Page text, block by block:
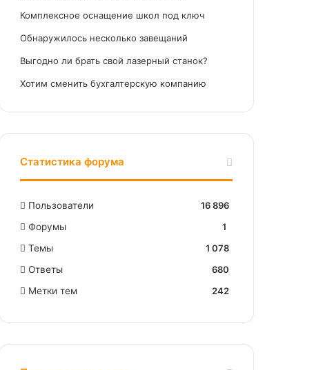
Комплексное оснащение школ под ключ
Обнаружилось несколько завещаний
Выгодно ли брать свой лазерный станок?
Хотим сменить бухгалтерскую компанию
Статистика форума
Пользователи
16 896
Форумы
1
Темы
1 078
Ответы
680
Метки тем
242